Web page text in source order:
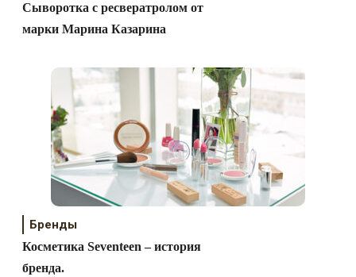
Сыворотка с ресвератролом от
марки Марина Казарина
Бренды
Косметика Seventeen – история
бренда.